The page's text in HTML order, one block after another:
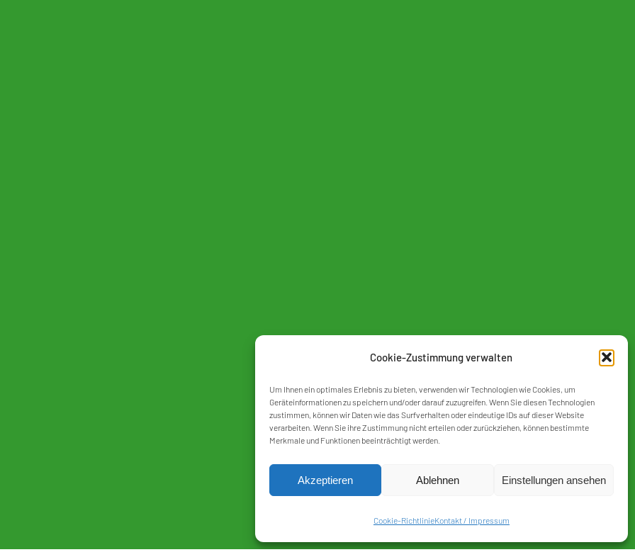
Cookie-Zustimmung verwalten
Um Ihnen ein optimales Erlebnis zu bieten, verwenden wir Technologien wie Cookies, um
Geräteinformationen zu speichern und/oder darauf zuzugreifen. Wenn Sie diesen Technologien
zustimmen, können wir Daten wie das Surfverhalten oder eindeutige IDs auf dieser Website
verarbeiten. Wenn Sie ihre Zustimmung nicht erteilen oder zurückziehen, können bestimmte
Merkmale und Funktionen beeinträchtigt werden.
Akzeptieren Ablehnen Einstellungen ansehen
Cookie-RichtlinieKontakt / Impressum